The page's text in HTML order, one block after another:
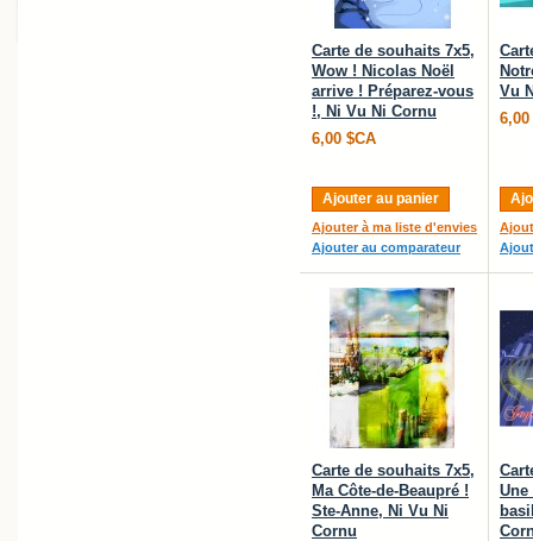
Carte de souhaits 7x5,
Wow ! Nicolas Noël
arrive ! Préparez-vous
!, Ni Vu Ni Cornu
6,00 $CA
Ajouter au panier
Ajouter à ma liste d'envies
Ajouter au comparateur
Vu
6,00
Carte de souhaits 7x5,
Ma Côte-de-Beaupré !
Ste-Anne, Ni Vu Ni
Cornu